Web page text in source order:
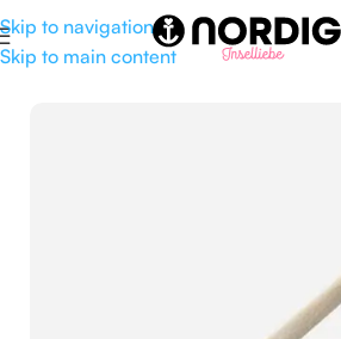
Skip to navigation
Skip to main content
Start /Kombüse/Küchenhelfer